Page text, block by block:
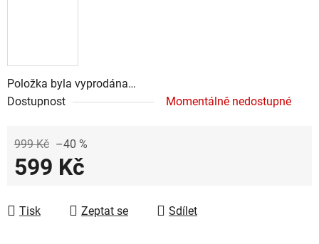
Položka byla vyprodána…
Dostupnost
Momentálně nedostupné
999 Kč –40 %
599 Kč
Tisk
Zeptat se Sdílet